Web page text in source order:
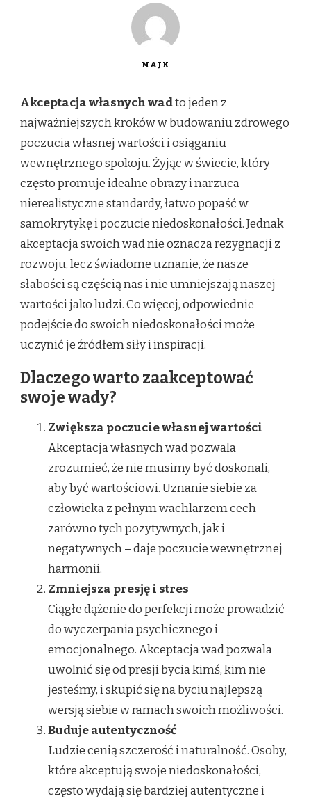
MAJK
Akceptacja własnych wadto jeden z
najważniejszych kroków w budowaniu zdrowego
poczucia własnej wartości i osiąganiu
wewnętrznego spokoju. Żyjąc w świecie, który
często promuje idealne obrazy i narzuca
nierealistyczne standardy, łatwo popaść w
samokrytykę i poczucie niedoskonałości. Jednak
akceptacja swoich wad nie oznacza rezygnacji z
rozwoju, lecz świadome uznanie, że nasze
słabości są częścią nas i nie umniejszają naszej
wartości jako ludzi. Co więcej, odpowiednie
podejście do swoich niedoskonałości może
uczynić je źródłem siły i inspiracji.
Dlaczego warto zaakceptować
swoje wady?
Zwiększa poczucie własnej wartości
Akceptacja własnych wad pozwala
zrozumieć, że nie musimy być doskonali,
aby być wartościowi. Uznanie siebie za
człowieka z pełnym wachlarzem cech –
zarówno tych pozytywnych, jak i
negatywnych – daje poczucie wewnętrznej
harmonii.
Zmniejsza presję i stres
Ciągłe dążenie do perfekcji może prowadzić
do wyczerpania psychicznego i
emocjonalnego. Akceptacja wad pozwala
uwolnić się od presji bycia kimś, kim nie
jesteśmy, i skupić się na byciu najlepszą
wersją siebie w ramach swoich możliwości.
Buduje autentyczność
Ludzie cenią szczerość i naturalność. Osoby,
które akceptują swoje niedoskonałości,
często wydają się bardziej autentyczne i